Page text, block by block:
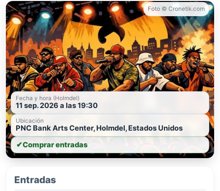
Foto © Cronetik.com
Fecha y hora (Holmdel)
11 sep. 2026 a las 19:30
Ubicación
PNC Bank Arts Center, Holmdel, Estados Unidos
✔Comprar entradas
Entradas